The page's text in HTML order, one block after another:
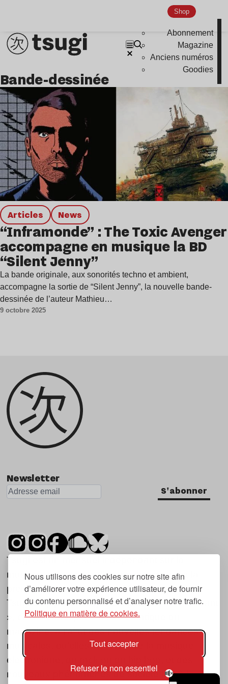
Nous utilisons des cookies sur notre site afin
d’améliorer votre expérience utilisateur, de fournir
du contenu personnalisé et d’analyser notre trafic.
Politique en matière de cookies.
Tout accepter
Refuser le non essentiel
Shop
Abonnement
Magazine
Anciens numéros
Goodies
Indie
bande-dessinée
Articles news
“Inframonde” : The Toxic Avenger
accompagne en musique la BD
“Silent Jenny”
La bande originale, aux sonorités techno et ambient,
accompagne la sortie de “Silent Jenny”, la nouvelle bande-
dessinée de l’auteur Mathieu…
9 octobre 2025
Newsletter
S'abonner
Tsugi est un mensuel indépendant sur la
musique et les nouvelles tendances, dont la
première parution date de 2007.
Tsugi en japonais signifie « prochain », « suivant
», ce qui correspond à la thématique du
magazine, à l’affût des nouvelles tendances
musicales, qu’elles viennent de la musique
électronique, du rock ou du hip hop, et des
nouveaux phénomènes de société liés à la